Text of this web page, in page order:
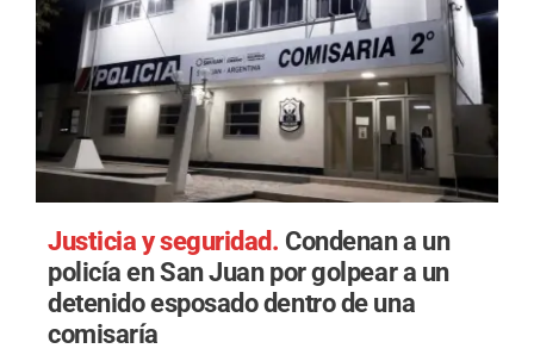
Justicia y seguridad. Condenan a un
policía en San Juan por golpear a un
detenido esposado dentro de una
comisaría